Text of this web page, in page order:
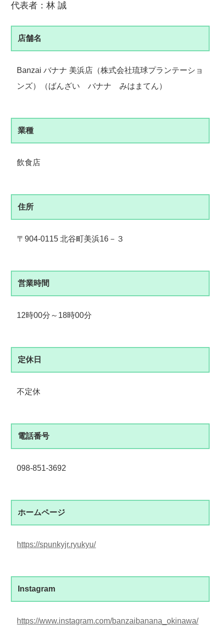
代表者：林 誠
店舗名
Banzai バナナ 美浜店（株式会社琉球プランテーショ
ンズ）（ばんざい バナナ みはまてん）
業種
飲食店
住所
〒904-0115 北谷町美浜16－３
営業時間
12時00分～18時00分
定休日
不定休
電話番号
098-851-3692
ホームページ
https://spunkyjr.ryukyu/
Instagram
https://www.instagram.com/banzaibanana_okinawa/